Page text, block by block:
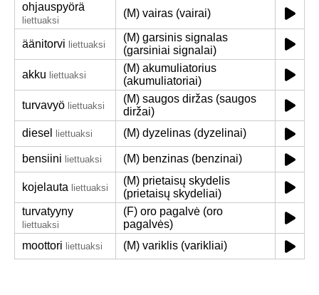
ohjauspyörä
liettuaksi
(M) vairas (vairai)
äänitorvi liettuaksi
(M) garsinis signalas
(garsiniai signalai)
akku liettuaksi
(M) akumuliatorius
(akumuliatoriai)
turvavyö liettuaksi
(M) saugos diržas (saugos
diržai)
diesel
liettuaksi (M) dyzelinas (dyzelinai)
bensiini liettuaksi (M) benzinas (benzinai)
kojelauta liettuaksi
(M) prietaisų skydelis
(prietaisų skydeliai)
turvatyyny
liettuaksi
(F) oro pagalvė (oro
pagalvės)
moottori liettuaksi (M) variklis (varikliai)